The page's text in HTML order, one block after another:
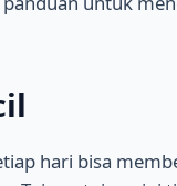
hari bisa